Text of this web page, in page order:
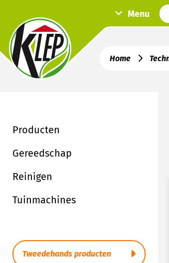
Menu
Home
Producten
Gereedschap
Reinigen
Tuinmachines
Tweedehands producten